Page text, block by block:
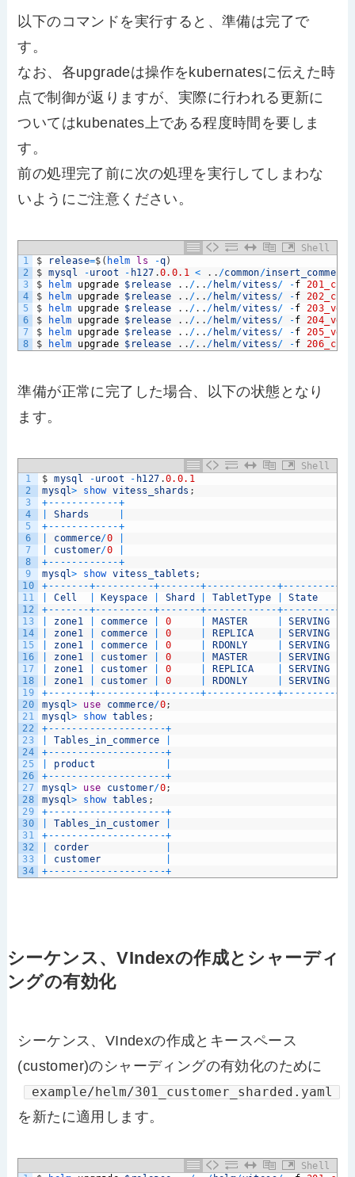
以下のコマンドを実行すると、準備は完了で
す。
なお、各upgradeは操作をkubernatesに伝えた時
点で制御が返りますが、実際に行われる更新に
ついてはkubenates上である程度時間を要しま
す。
前の処理完了前に次の処理を実行してしまわな
いようにご注意ください。
Shell
1
2
3
4
5
6
7
8
$ release=$ ( helm ls -q)
$ mysql -uroot - h127 .0.0.1 < . . /common/
$
helm upgrade $release . . /. . / helm/vitess/ -f
$
helm upgrade $release . . /. . / helm/vitess/ -f
$
helm upgrade $release . . /. . / helm/vitess/ -f
$
helm upgrade $release . . /. . / helm/vitess/ -f
$
helm upgrade $release . . /. . / helm/vitess/ -f
$
helm upgrade $release . . /. . / helm/vitess/ -f
準備が正常に完了した場合、以下の状態となり
ます。
Shell
1
2
3
4
5
6
7
8
9
10
11
12
13
14
15
16
17
18
19
20
21
22
23
24
25
26
27
28
29
30
31
32
33
34
$ mysql -uroot - h127 .0.0.1
mysql> show vitess_shards ;
+ -- -- -- -- -- --+
Shards
+ -- -- -- -- -- --+
commerce/0
customer/0
+ -- -- -- -- -- --+
mysql> show vitess_tablets ;
+ -- -- -- -+-- -- -- -- --+ -- -- -- -+ -- -- -- -- -- --+-- -- -- -- -+
Cell Keyspace Shard TabletType State
+ -- -- -- -+-- -- -- -- --+ -- -- -- -+ -- -- -- -- -- --+-- -- -- -- -+
zone1 commerce 0 MASTER SERVING
zone1 commerce 0 REPLICA SERVING
zone1 commerce 0 RDONLY SERVING
zone1 customer 0 MASTER SERVING
zone1 customer 0 REPLICA SERVING
zone1 customer 0 RDONLY SERVING
+ -- -- -- -+-- -- -- -- --+ -- -- -- -+ -- -- -- -- -- --+-- -- -- -- -+
mysql> use commerce/0;
mysql> show tables ;
+ -- -- -- -- -- -- -- -- -- --+
Tables_in_commerce
+ -- -- -- -- -- -- -- -- -- --+
product
+ -- -- -- -- -- -- -- -- -- --+
mysql> use customer/0;
mysql> show tables ;
+ -- -- -- -- -- -- -- -- -- --+
Tables_in_customer
+ -- -- -- -- -- -- -- -- -- --+
corder
customer
+ -- -- -- -- -- -- -- -- -- --+
シーケンス、VIndexの作成とシャーディ
ングの有効化
シーケンス、VIndexの作成とキースペース
(customer)のシャーディングの有効化のために
example/helm/301_customer_sharded.yaml
を新たに適用します。
Shell